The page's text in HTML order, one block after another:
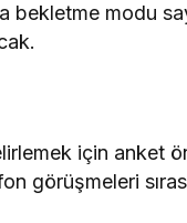
bekletme modu
için anket
görüşmeleri